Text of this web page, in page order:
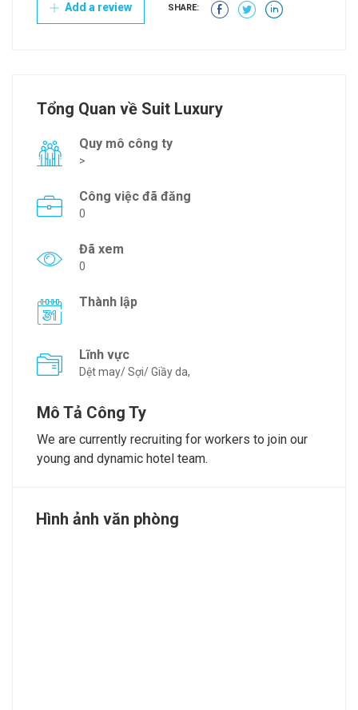
Add a review SHARE:
Tổng Quan về Suit Luxury
Quy mô công ty
>
Công việc đã đăng
0
Đã xem
0
Thành lập
Lĩnh vực
Dệt may/ Sợi/ Giầy da,
Mô Tả Công Ty
We are currently recruiting for workers to join our
young and dynamic hotel team.
Hình ảnh văn phòng